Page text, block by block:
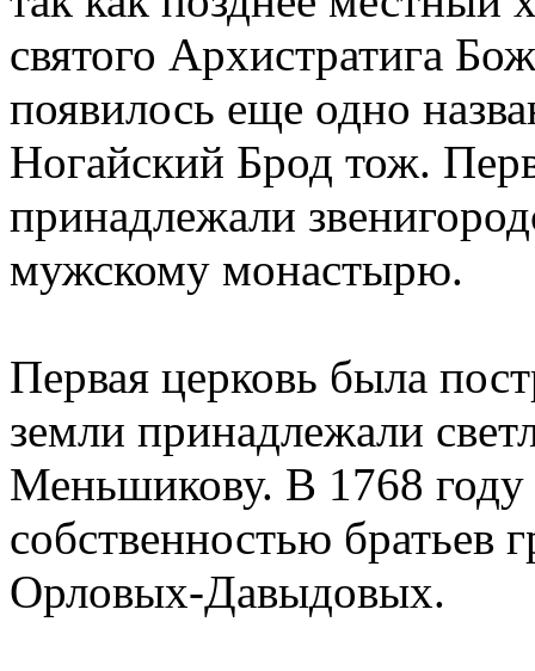
святого Архистратига
появилось еще одно
Ногайский Брод тож.
принадлежали
мужскому монастырю.
Первая церковь была
земли принадлежали
Меньшикову. В 1768
собственностью братьев
Орловых-Давыдовых.